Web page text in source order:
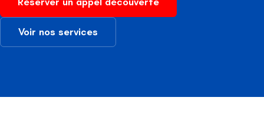
Voir nos services